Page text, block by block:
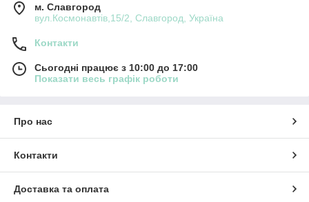
м. Славгород
вул.Космонавтів,15/2, Славгород, Україна
Контакти
Сьогодні працює з 10:00 до 17:00
Показати весь графік роботи
Про нас
Контакти
Доставка та оплата